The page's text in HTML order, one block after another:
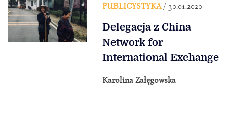
PUBLICYSTYKA/ 30.01.2020
Delegacja z China
Network for
International Exchange
Karolina Załęgowska